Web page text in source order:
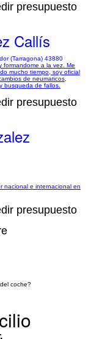
presupuesto
Callís
(Tarragona) 43880
formandome a la vez. Me
mucho tiempo, soy oficial
de neumaticos,
busqueda de fallos.
presupuesto
nacional e internacional en
presupuesto